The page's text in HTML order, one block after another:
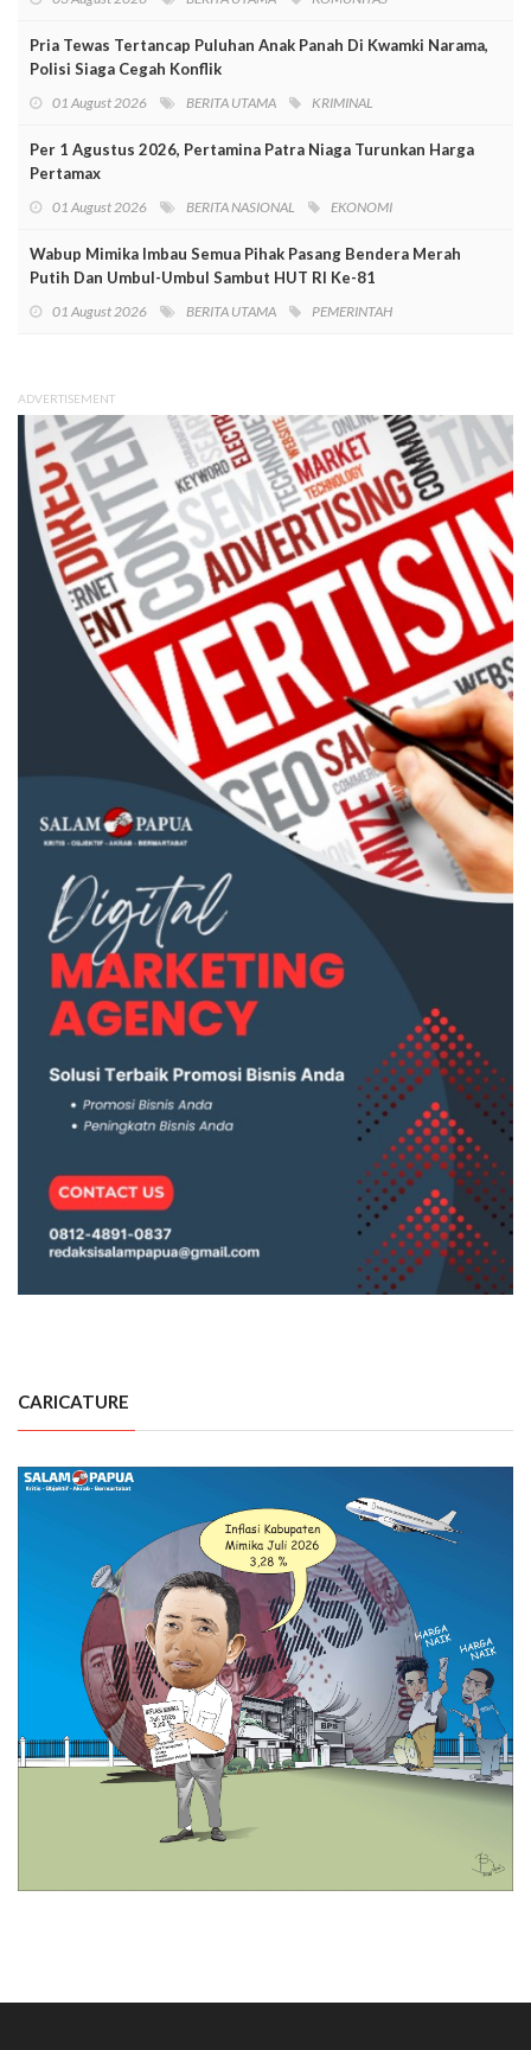
Pria Tewas Tertancap Puluhan Anak Panah Di Kwamki Narama,
Polisi Siaga Cegah Konflik
01 August 2026 BERITA UTAMA KRIMINAL
Per 1 Agustus 2026, Pertamina Patra Niaga Turunkan Harga
Pertamax
01 August 2026 BERITA NASIONAL EKONOMI
Wabup Mimika Imbau Semua Pihak Pasang Bendera Merah
Putih Dan Umbul-Umbul Sambut HUT RI Ke-81
01 August 2026 BERITA UTAMA PEMERINTAH
ADVERTISEMENT
CARICATURE